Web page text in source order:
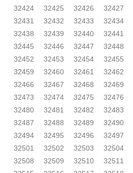
32424
32425 32426 32427
32431
32432 32433 32434
32438
32439 32440 32441
32445
32446 32447 32448
32452
32453 32454 32455
32459
32460 32461 32462
32466
32467 32468 32469
32473
32474 32475 32476
32480
32481 32482 32483
32487
32488 32489 32490
32494
32495 32496 32497
32501
32502 32503 32504
32508
32509 32510 32511